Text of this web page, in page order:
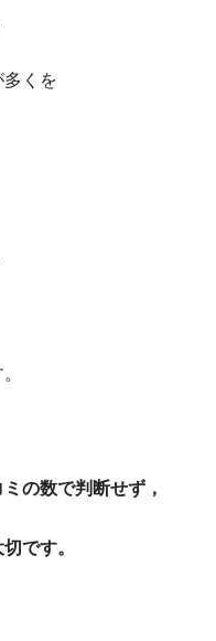
くを
の数で判断せず，
です。